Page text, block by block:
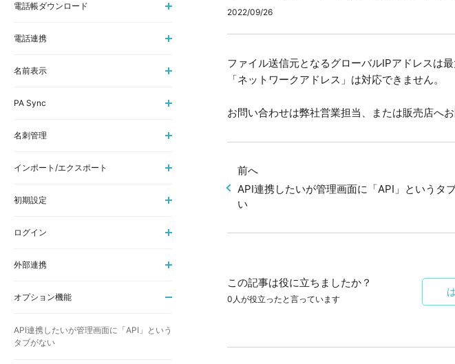
2022/09/26
ファイル送信元となるグローバルIPアドレスは最
「ネットワークアドレス」は対応できません。
お問い合わせは弊社営業担当、または販売店へお
前へ
API連携したいが管理画面に「API」というタ
い
この記事は役に立ちましたか？
0人が役立ったと言っています
電話帳ダウンロード
電話連携
名前表示
PA Sync
名刺管理
インポート/エクスポート
初期設定
ログイン
外部連携
オプション機能
API連携したいが管理画面に「API」という
タブがない